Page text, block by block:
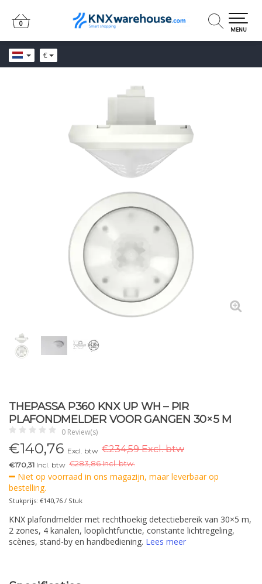
€
0
0
MENU
THEPASSA P360 KNX UP WH – PIR
PLAFONDMELDER VOOR GANGEN 30×5 M
0 Review(s)
€140,76 Excl. btw €234,59 Excl. btw
€170,31 Incl. btw €283,86 Incl. btw.
Niet op voorraad in ons magazijn, maar leverbaar op
bestelling.
Stukprijs: €140,76 / Stuk
KNX plafondmelder met rechthoekig detectiebereik van 30×5 m,
2 zones, 4 kanalen, looplichtfunctie, constante lichtregeling,
scènes, stand-by en handbediening. Lees meer